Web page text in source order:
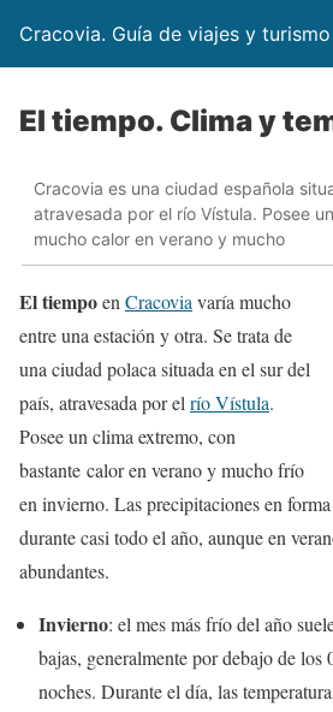
Cracovia. Guía de viajes y turismo
El tiempo. Clima y
Cracovia es una ciudad española
atravesada por el río Vístula. Posee
mucho calor en verano y mucho
El tiempoen Cracovia varía mucho
entre una estación y otra. Se trata de
una ciudad polaca situada en el sur del
país, atravesada por el río Vístula.
Posee un clima extremo, con
bastante calor en verano y mucho frío
en invierno. Las precipitaciones en
durante casi todo el año, aunque en
abundantes.
Invierno: el mes más frío del año
bajas, generalmente por debajo de los
noches. Durante el día, las